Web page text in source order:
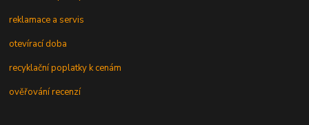
reklamace a servis
otevírací doba
recyklační poplatky k cenám
ověřování recenzí